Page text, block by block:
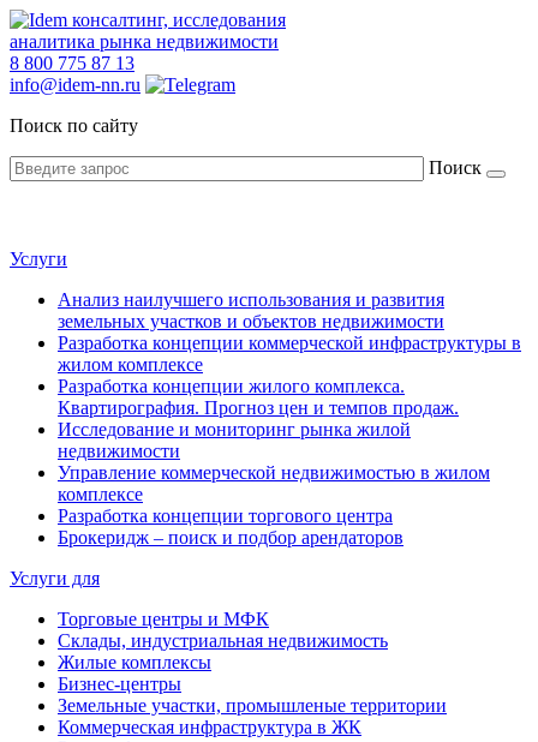
консалтинг, исследования
аналитика рынка недвижимости
8 800 775 87 13
info@idem-nn.ru
Поиск по сайту
Поиск
Услуги
Анализ наилучшего использования и развития
земельных участков и объектов недвижимости
Разработка концепции коммерческой инфраструктуры в
жилом комплексе
Разработка концепции жилого комплекса.
Квартирография. Прогноз цен и темпов продаж.
Исследование и мониторинг рынка жилой
недвижимости
Управление коммерческой недвижимостью в жилом
комплексе
Разработка концепции торгового центра
Брокеридж – поиск и подбор арендаторов
Услуги для
Торговые центры и МФК
Склады, индустриальная недвижимость
Жилые комплексы
Бизнес-центры
Земельные участки, промышленые территории
Коммерческая инфраструктура в ЖК